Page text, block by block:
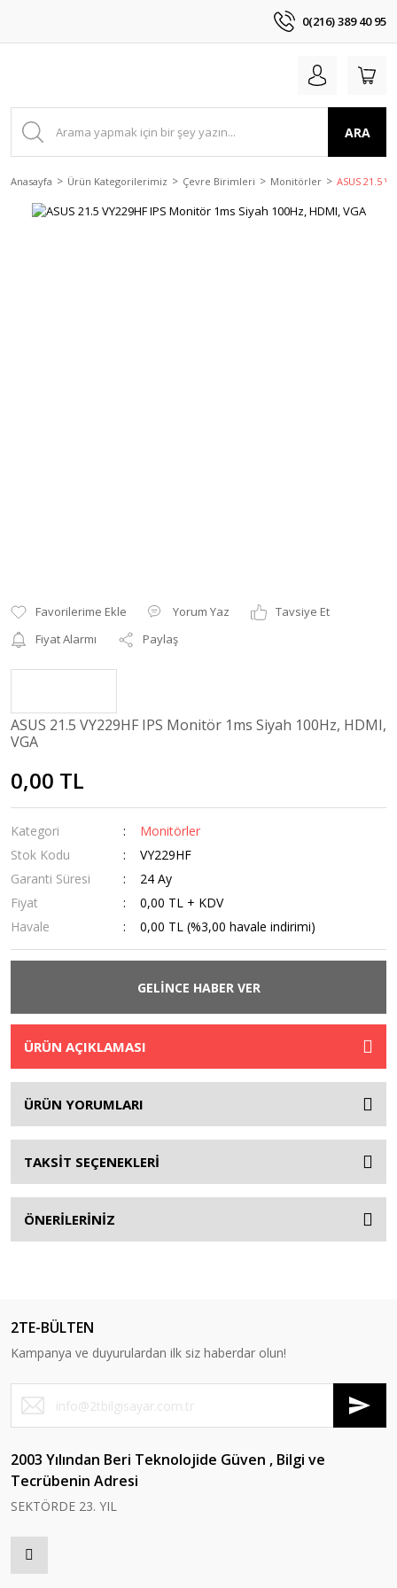
0(216) 389 40 95
ARA
Anasayfa Ürün Kategorilerimiz Çevre Birimleri Monitörler ASUS 21.5
Yorum Yaz
Tavsiye Et
Fiyat Alarmı
Paylaş
ASUS 21.5 VY229HF IPS Monitör 1ms Siyah 100Hz, HDMI,
VGA
0,00 TL
Kategori
Monitörler
Stok Kodu
VY229HF
Garanti Süresi
24 Ay
Fiyat
0,00 TL + KDV
Havale
0,00 TL (%3,00 havale indirimi)
GELİNCE HABER VER
ÜRÜN AÇIKLAMASI
ÜRÜN YORUMLARI
TAKSİT SEÇENEKLERİ
ÖNERİLERİNİZ
2TE-BÜLTEN
Kampanya ve duyurulardan ilk siz haberdar olun!
2003 Yılından Beri Teknolojide Güven , Bilgi ve
Tecrübenin Adresi
SEKTÖRDE 23. YIL